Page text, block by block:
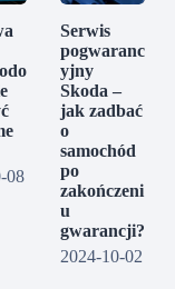
08
Serwis
pogwaranc
yjny
Skoda –
jak zadbać
o
samochód
po
zakończeni
u
gwarancji?
2024-10-02